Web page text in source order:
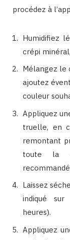
procédez à
Humidifiez
crépi
Mélangez le
ajoutez
couleur
Appliquez
truelle, en
remontant
toute la
Laissez
indiqué sur
heures).
Appliquez